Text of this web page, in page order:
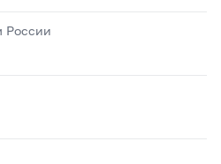
России